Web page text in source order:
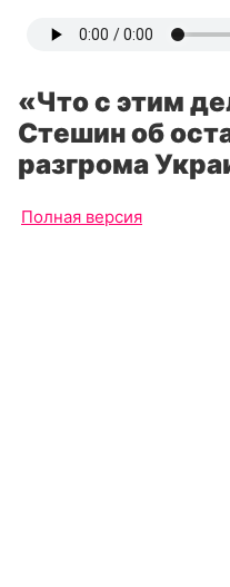
«Что с этим
Стешин об
разгрома
Полная версия